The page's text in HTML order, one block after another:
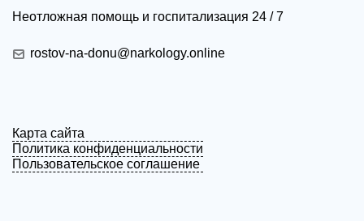
Неотложная помощь и госпитализация 24 / 7
rostov-na-donu@narkology.online
Карта сайта
Политика конфиденциальности
Пользовательское соглашение